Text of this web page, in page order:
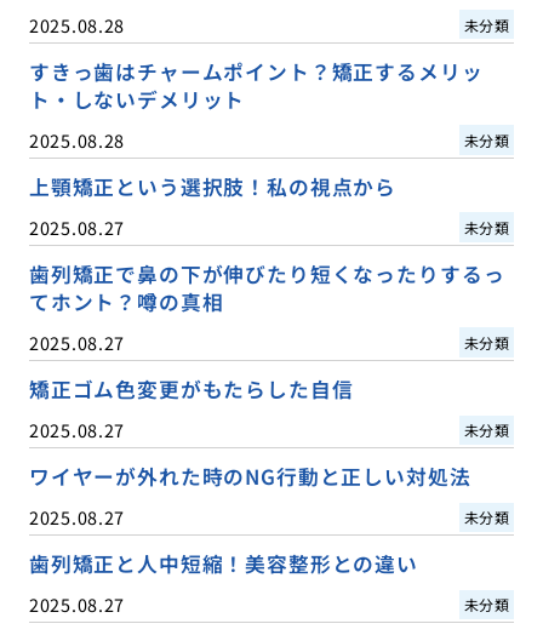
2025.08.28 未分類
すきっ歯はチャームポイント？矯正するメリッ
ト・しないデメリット
2025.08.28 未分類
上顎矯正という選択肢！私の視点から
2025.08.27 未分類
歯列矯正で鼻の下が伸びたり短くなったりするっ
てホント？噂の真相
2025.08.27 未分類
矯正ゴム色変更がもたらした自信
2025.08.27 未分類
ワイヤーが外れた時のNG行動と正しい対処法
2025.08.27 未分類
歯列矯正と人中短縮！美容整形との違い
2025.08.27 未分類